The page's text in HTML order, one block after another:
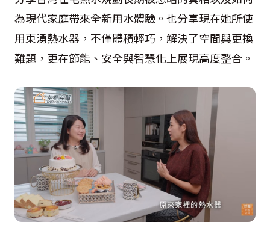
為現代家庭帶來全新用水體驗。也分享現在她所使
用東湧熱水器，不僅體積輕巧，解決了空間與更換
難題，更在節能、安全與智慧化上展現高度整合。